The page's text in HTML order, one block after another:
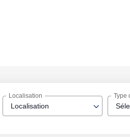
Localisation
Localisation Type